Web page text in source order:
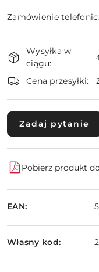
Zamówienie
i
dostawa
Wysyłka w
ciągu:
Cena przesyłki:
Zadaj pytanie
Pobierz produkt
EAN:
Własny kod: